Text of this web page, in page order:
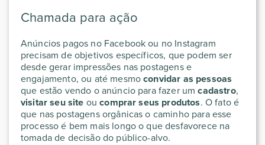
Chamada para ação
Anúncios pagos no Facebook ou no Instagram
precisam de objetivos específicos, que podem ser
desde gerar impressões nas postagens e
engajamento, ou até mesmoconvidar as pessoas
que estão vendo o anúncio para fazer umcadastro,
visitar seu site oucomprar seus produtos. O fato é
que nas postagens orgânicas o caminho para esse
processo é bem mais longo o que desfavorece na
tomada de decisão do público-alvo.